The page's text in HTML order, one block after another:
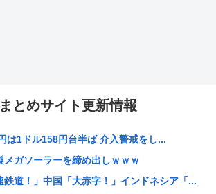
とめサイト更新情報
は1ドル158円台半ば 介入警戒をし...
メガソーラーを締め出しｗｗｗ
鉄道！」中国「大赤字！」インドネシア「...